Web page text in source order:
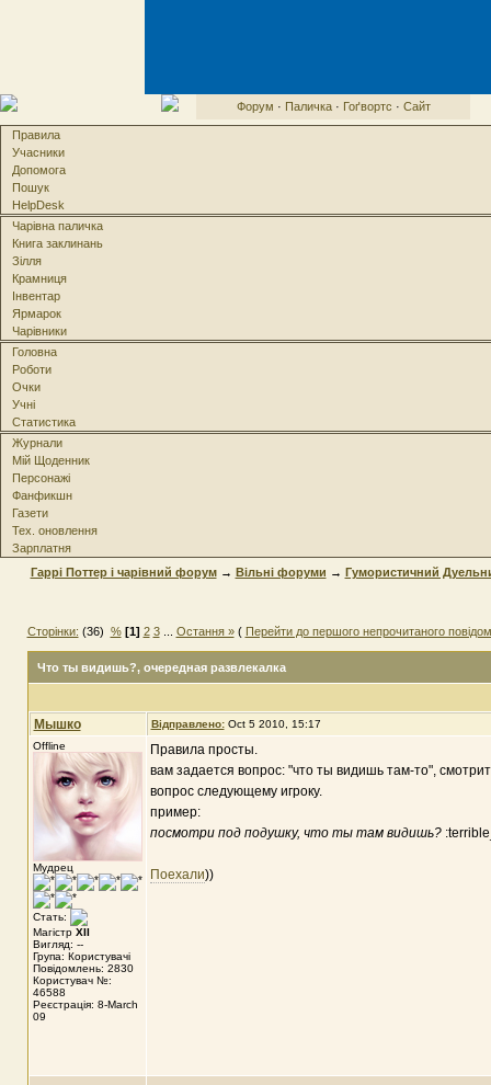
Форум · Паличка· Гоґвортс · Сайт
Правила
Учасники
Допомога
Пошук
HelpDesk
Чарівна паличка
Книга заклинань
Зілля
Крамниця
Інвентар
Ярмарок
Чарівники
Головна
Роботи
Очки
Учні
Статистика
Журнали
Мій Щоденник
Персонажі
Фанфикшн
Газети
Тех. оновлення
Зарплатня
Гаррі Поттер і чарівний форум→ Вільні форуми → Гумористичний
Сторінки: (36) % [1] 2 3... Остання »( Перейти до першого непрочитаного
Что ты видишь?, очередная развлекалка
Мышко Відправлено: Oct 5 2010, 15:17
Offline
Мудрец
Стать:
Магістр XII
Вигляд: --
Група: Користувачі
Повідомлень: 2830
Користувач №:
46588
Реєстрація: 8-March
09
Правила просты.
вам задается вопрос: "что ты видишь там-то",
вопрос следующему игроку.
пример:
посмотри под подушку, что ты там видишь?
Поехали))